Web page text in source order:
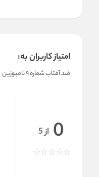
امتیاز کاربران به:
ضد آفتاب شماره ۹ نامبوزین
0 از 5